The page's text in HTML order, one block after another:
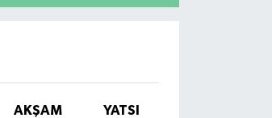
AKŞAM
YATSI